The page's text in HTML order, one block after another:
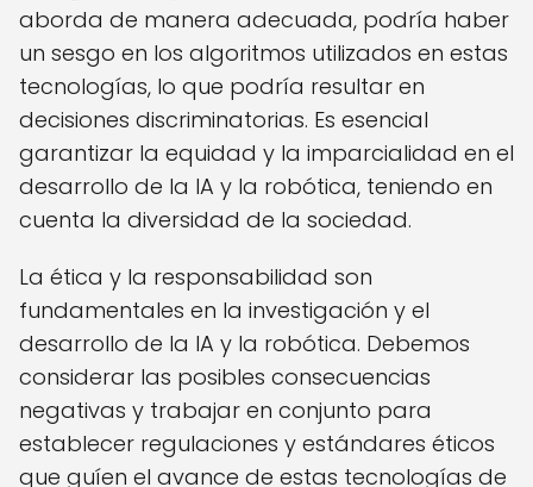
aborda de manera adecuada, podría haber
un sesgo en los algoritmos utilizados en estas
tecnologías, lo que podría resultar en
decisiones discriminatorias. Es esencial
garantizar la equidad y la imparcialidad en el
desarrollo de la IA y la robótica, teniendo en
cuenta la diversidad de la sociedad.
La ética y la responsabilidad son
fundamentales en la investigación y el
desarrollo de la IA y la robótica. Debemos
considerar las posibles consecuencias
negativas y trabajar en conjunto para
establecer regulaciones y estándares éticos
que guíen el avance de estas tecnologías de